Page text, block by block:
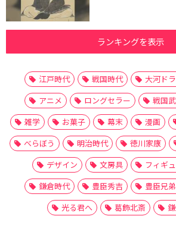
ランキングを表示
江戸時代 戦国時代 大河ド
アニメ
ロングセラー 戦国
雑学
お菓子 幕末 漫画
べらぼう
明治時代 徳川家康
デザイン
文房具 フィギ
鎌倉時代
豊臣秀吉 豊臣兄弟
光る君へ
葛飾北斎